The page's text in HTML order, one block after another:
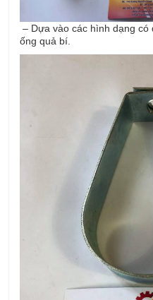
– Dựa vào các hình dạng
ống quả bí.